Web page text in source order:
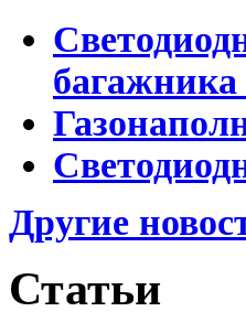
Другие
Статьи